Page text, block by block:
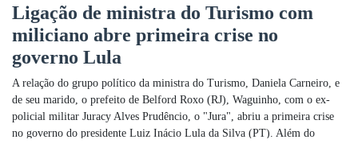
Entre em contato
Ligação de ministra do Turismo com
miliciano abre primeira crise no
governo Lula
A relação do grupo político da ministra do Turismo, Daniela Carneiro, e
de seu marido, o prefeito de Belford Roxo (RJ), Waguinho, com o ex-
policial militar Juracy Alves Prudêncio, o "Jura", abriu a primeira crise
no governo do presidente Luiz Inácio Lula da Silva (PT). Além do